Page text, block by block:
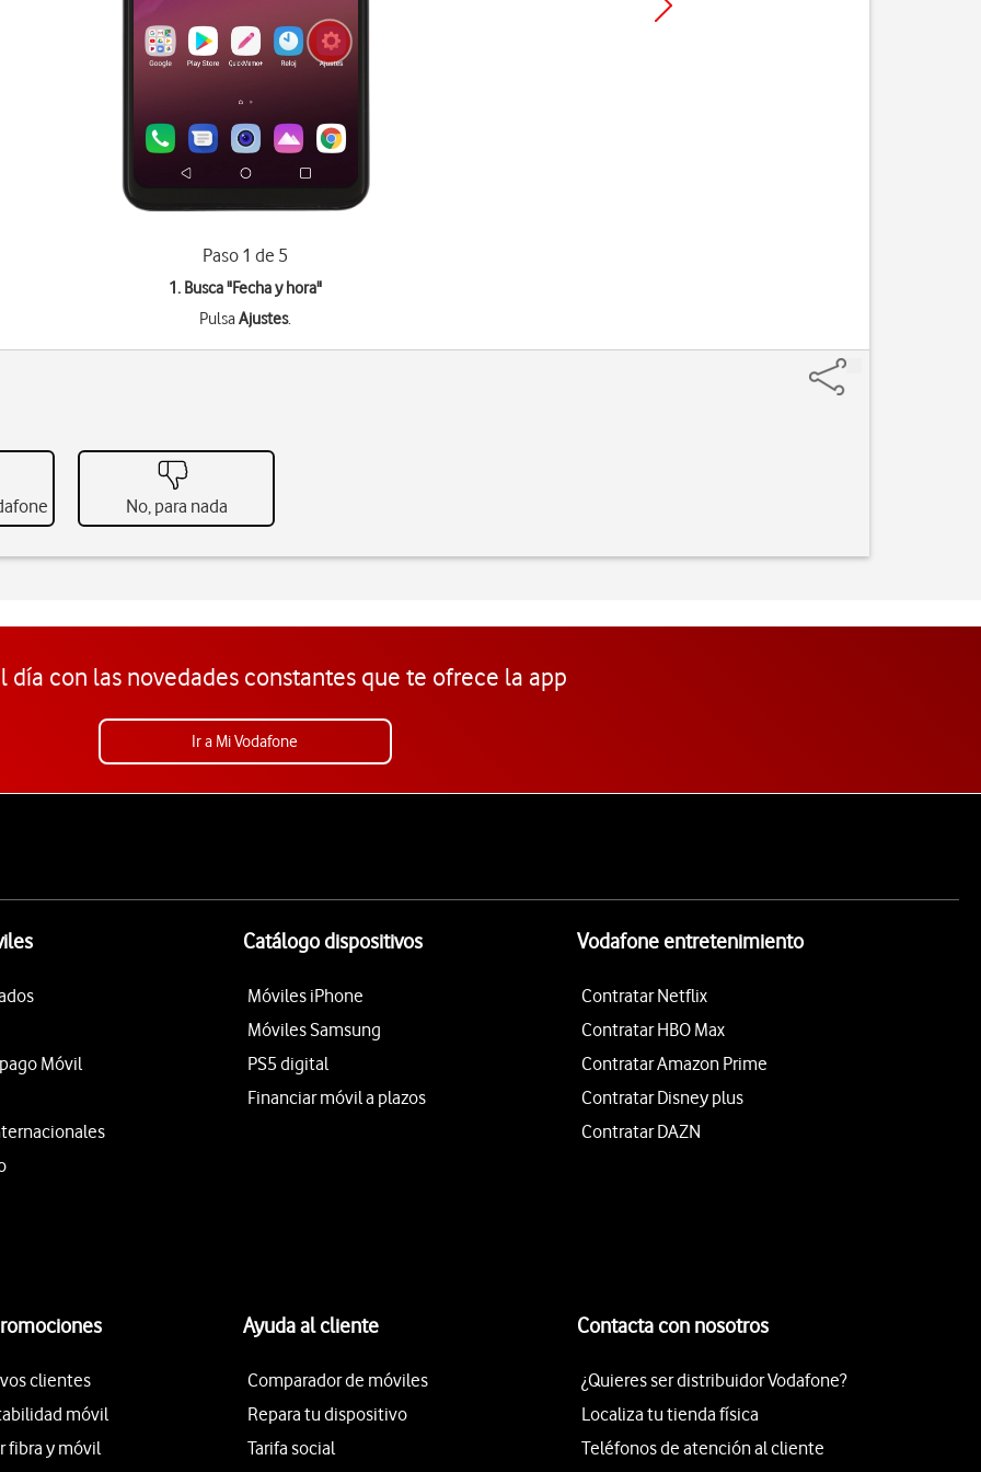
Paso 1 de 5
1. Busca "Fecha y hora"
PulsaAjustes.
No, para nada
día con las novedades constantes que te ofrece la app
Ir a Mi Vodafone
Móvil
Catálogo dispositivos
Móviles iPhone
Móviles Samsung
PS5 digital
Financiar móvil a plazos
Vodafone entretenimiento
Contratar Netflix
Contratar HBO Max
Contratar Amazon Prime
Contratar Disney plus
Contratar DAZN
clientes
móvil
fibra y móvil
Ayuda al cliente
Comparador de móviles
Repara tu dispositivo
Tarifa social
Contacta con nosotros
¿Quieres ser distribuidor Vodafone?
Localiza tu tienda física
Teléfonos de atención al cliente